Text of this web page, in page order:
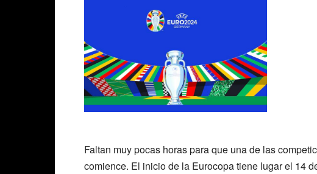
<source
src="https://
</audio>
Faltan muy pocas horas para que una de las
comience. El inicio de la Eurocopa tiene lugar el 14